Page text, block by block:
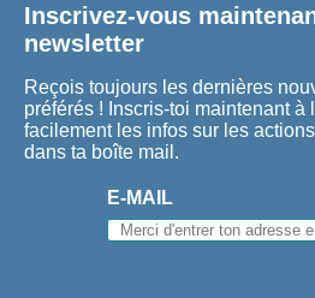
Inscrivez-vous
newsletter
Reçois toujours les dernières
préférés ! Inscris-toi maintenant à
facilement les infos sur les
dans ta boîte mail.
E-MAIL